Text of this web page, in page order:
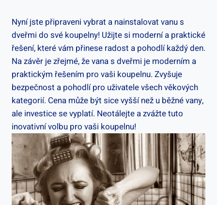
Nyní jste připraveni vybrat a nainstalovat vanu s
dveřmi do své koupelny! Užijte si moderní a praktické
řešení, které vám přinese radost a pohodlí každý den.
Na závěr je zřejmé, že vana s dveřmi je moderním a
praktickým řešením pro vaši koupelnu. Zvyšuje
bezpečnost a pohodlí pro uživatele všech věkových
kategorií. Cena může být sice vyšší než u běžné vany,
ale investice se vyplatí. Neotálejte a zvážte tuto
inovativní volbu pro vaši koupelnu!